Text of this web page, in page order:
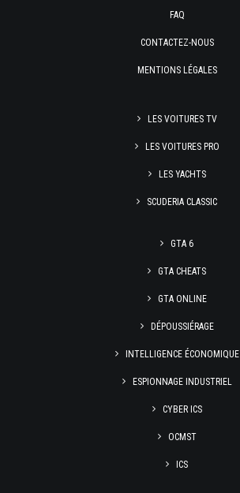
FAQ
CONTACTEZ-NOUS
MENTIONS LÉGALES
LES VOITURES TV
LES VOITURES PRO
LES YACHTS
SCUDERIA CLASSIC
GTA 6
GTA CHEATS
GTA ONLINE
DÉPOUSSIÉRAGE
INTELLIGENCE ÉCONOMIQUE
ESPIONNAGE INDUSTRIEL
CYBER ICS
OCMST
ICS